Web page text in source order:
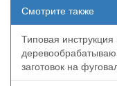
Смотрите также
Типовая
заготовок на